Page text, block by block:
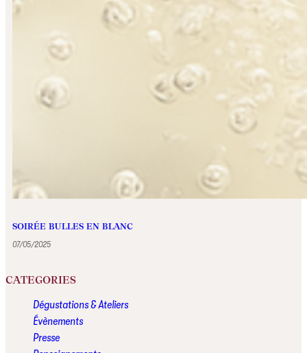
SOIRÉE BULLES EN BLANC
07/05/2025
CATEGORIES
Dégustations & Ateliers
Évènements
Presse